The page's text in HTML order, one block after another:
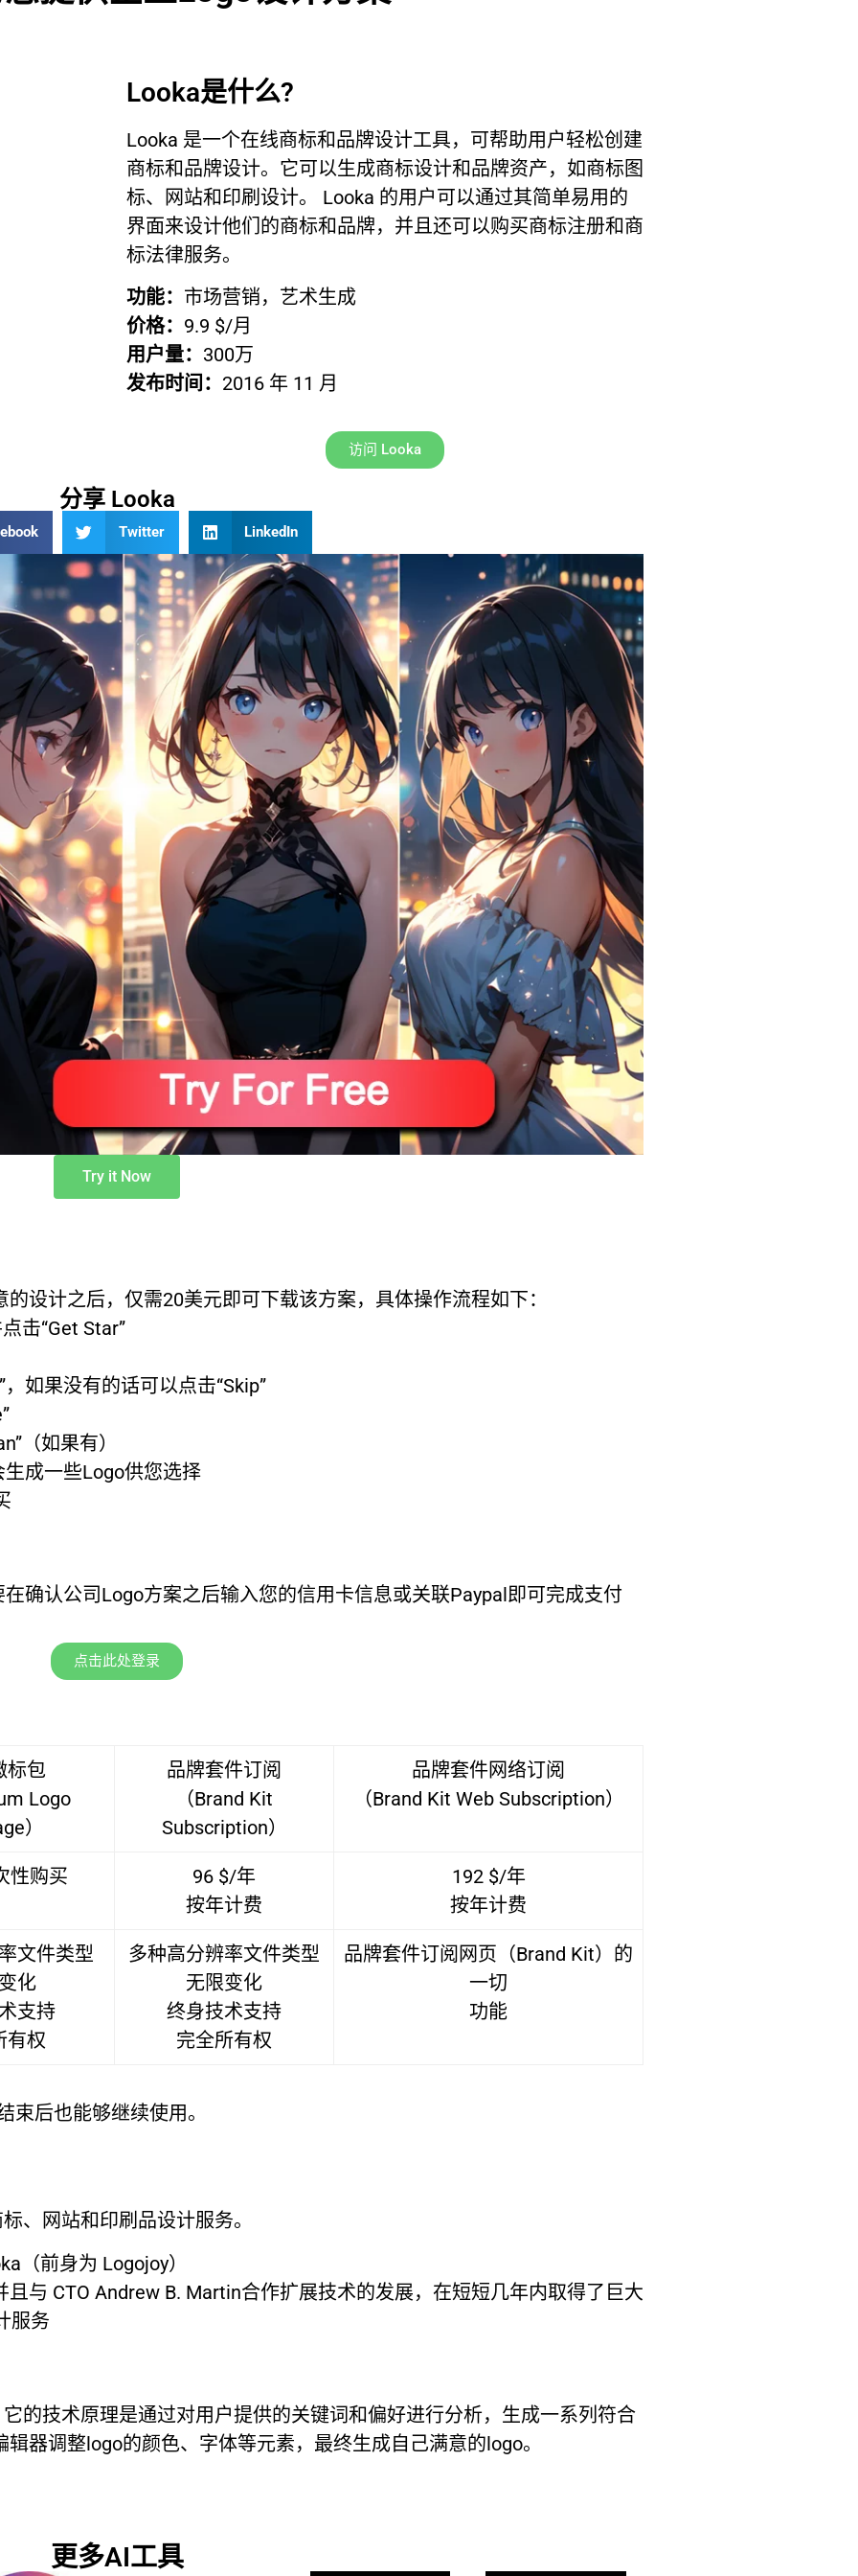
Looka是什么?
Looka 是一个在线商标和品牌设计工具，可帮助用户轻松创建
商标和品牌设计。它可以生成商标设计和品牌资产，如商标图
标、网站和印刷设计。 Looka 的用户可以通过其简单易用的
界面来设计他们的商标和品牌，并且还可以购买商标注册和商
标法律服务。
功能： 市场营销，艺术生成
价格： 9.9 $/月
用户量： 300万
发布时间： 2016 年 11 月
访问 Looka
分享 Looka
Twitter LinkedIn
Try it Now
设计之后，仅需20美元即可下载该方案，具体操作流程如下：
击“Get Star”
如果没有的话可以点击“Skip”
（如果有）
成一些Logo供您选择
确认公司Logo方案之后输入您的信用卡信息或关联Paypal即可完成支付
点击此处登录
标包
Logo
）
品牌套件订阅
（Brand Kit
Subscription）
品牌套件网络订阅
（Brand Kit Web Subscription）
性购买
96 $/年
按年计费
192 $/年
按年计费
文件类型
化
支持
有权
多种高分辨率文件类型
无限变化
终身技术支持
完全所有权
品牌套件订阅网页（Brand Kit）的
一切
功能
后也能够继续使用。
、网站和印刷品设计服务。
（前身为 Logojoy）
与 CTO Andrew B. Martin合作扩展技术的发展，在短短几年内取得了巨大
服务
的技术原理是通过对用户提供的关键词和偏好进行分析，生成一系列符合
器调整logo的颜色、字体等元素，最终生成自己满意的logo。
更多AI工具